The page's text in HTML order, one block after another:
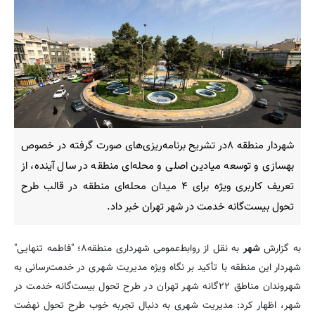
شهردار منطقه ۸در تشریح برنامه‌ریزی‌های صورت گرفته در خصوص
بهسازی و توسعه میادین اصلی و محله‌ای منطقه در سال آینده، از
تعریف کاربری ویژه برای ۴ میدان محله‌ای منطقه در قالب طرح
تحول بیست‌گانه خدمت در شهر تهران خبر داد.
به گزارششهر
به نقل از روابط‌عمومی شهرداری منطقه۸؛ "فاطمه تنهایی"
شهردار این منطقه با تأکید بر نگاه ویژه مدیریت شهری در خدمت‌رسانی به
شهروندان مناطق ۲۲گانه شهر تهران در طرح تحول بیست‌گانه خدمت در
شهر، اظهار کرد: مدیریت شهری به دنبال تجربه خوب طرح تحول نهضت